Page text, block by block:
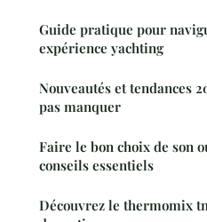
Guide pratique pour
expérience yachting
Nouveautés et tendances
pas manquer
Faire le bon choix de son
conseils essentiels
Découvrez le thermomix